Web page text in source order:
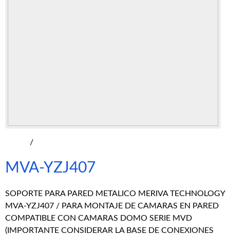
/
MVA-YZJ407
SOPORTE PARA PARED METALICO MERIVA TECHNOLOGY
MVA-YZJ407 / PARA MONTAJE DE CAMARAS EN PARED
COMPATIBLE CON CAMARAS DOMO SERIE MVD
(IMPORTANTE CONSIDERAR LA BASE DE CONEXIONES